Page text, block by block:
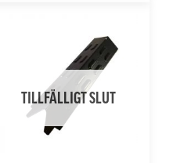
TILLFÄLLIGT SLUT